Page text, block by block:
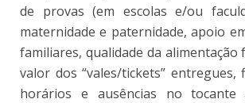
de provas (em escolas e/ou
maternidade e paternidade, apoio
familiares, qualidade da alimentação
valor dos “vales/tickets” entregues,
horários e ausências no tocante